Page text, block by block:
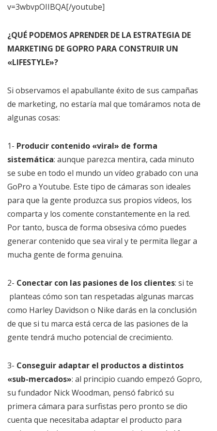
v=3wbvpOIIBQA[/youtube]
¿QUÉ PODEMOS APRENDER DE LA ESTRATEGIA DE
MARKETING DE GOPRO PARA CONSTRUIR UN
«LIFESTYLE»?
Si observamos el apabullante éxito de sus campañas
de marketing, no estaría mal que tomáramos nota de
algunas cosas:
1- Producir contenido «viral» de forma
sistemática: aunque parezca mentira, cada minuto
se sube en todo el mundo un vídeo grabado con una
GoPro a Youtube. Este tipo de cámaras son ideales
para que la gente produzca sus propios vídeos, los
comparta y los comente constantemente en la red.
Por tanto, busca de forma obsesiva cómo puedes
generar contenido que sea viral y te permita llegar a
mucha gente de forma genuina.
2- Conectar con las pasiones de los clientes: si te
planteas cómo son tan respetadas algunas marcas
como Harley Davidson o Nike darás en la conclusión
de que si tu marca está cerca de las pasiones de la
gente tendrá mucho potencial de crecimiento.
3- Conseguir adaptar el productos a distintos
«sub-mercados»: al principio cuando empezó Gopro,
su fundador Nick Woodman, pensó fabricó su
primera cámara para surfistas pero pronto se dio
cuenta que necesitaba adaptar el producto para